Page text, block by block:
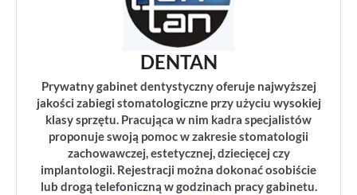
DENTAN
Prywatny gabinet dentystyczny oferuje najwyższej
jakości zabiegi stomatologiczne przy użyciu wysokiej
klasy sprzętu. Pracująca w nim kadra specjalistów
proponuje swoją pomoc w zakresie stomatologii
zachowawczej, estetycznej, dziecięcej czy
implantologii. Rejestracji można dokonać osobiście
lub drogą telefoniczną w godzinach pracy gabinetu.